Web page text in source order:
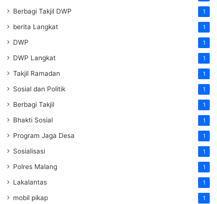
Berbagi Takjil DWP 1
berita Langkat 1
DWP 1
DWP Langkat 1
Takjil Ramadan 1
Sosial dan Politik 1
Berbagi Takjil 1
Bhakti Sosial 1
Program Jaga Desa 1
Sosialisasi 1
Polres Malang 1
Lakalantas 1
mobil pikap 1